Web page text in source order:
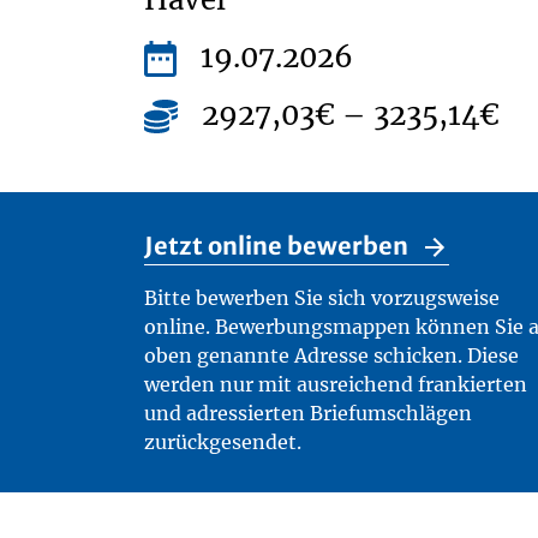
19.07.2026
2927,03€ – 3235,14€
Jetzt online bewerben
Bitte bewerben Sie sich vorzugsweise
online. Bewerbungsmappen können Sie
oben genannte Adresse schicken. Diese
werden nur mit ausreichend frankierten
und adressierten Briefumschlägen
zurückgesendet.